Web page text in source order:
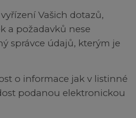
Vašich dotazů,
a požadavků nese
správce údajů, kterým je
o informace jak v listinné
podanou elektronickou